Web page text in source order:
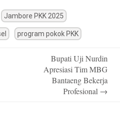
Jambore PKK 2025
program pokok PKK
Bupati Uji Nurdin
Apresiasi Tim MBG
Bantaeng Bekerja
Profesional →